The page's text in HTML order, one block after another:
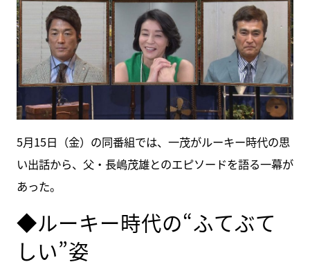
5月15日（金）の同番組では、一茂がルーキー時代の思
い出話から、父・長嶋茂雄とのエピソードを語る一幕が
あった。
◆ルーキー時代の“ふてぶて
しい”姿